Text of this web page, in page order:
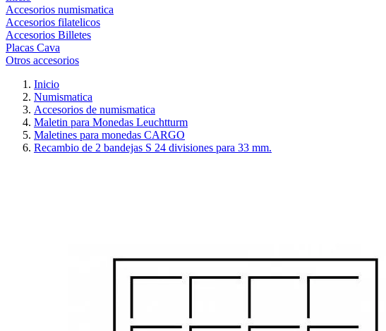
Accesorios numismatica
Accesorios filatelicos
Accesorios Billetes
Placas Cava
Otros accesorios
Inicio
Numismatica
Accesorios de numismatica
Maletin para Monedas Leuchtturm
Maletines para monedas CARGO
Recambio de 2 bandejas S 24 divisiones para 33 mm.